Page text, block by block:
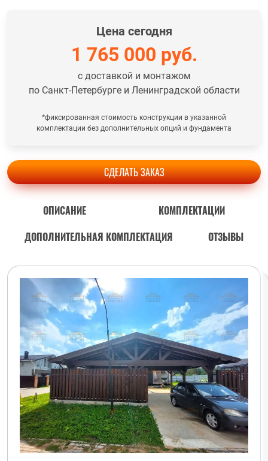
Цена сегодня
1 765 000 руб.
с доставкой и монтажом
по Санкт-Петербурге и Ленинградской области
*фиксированная стоимость конструкции в указанной
комплектации без дополнительных опций и фундамента
СДЕЛАТЬ ЗАКАЗ
ОПИСАНИЕ
КОМПЛЕКТАЦИИ
ДОПОЛНИТЕЛЬНАЯ КОМПЛЕКТАЦИЯ
ОТЗЫВЫ